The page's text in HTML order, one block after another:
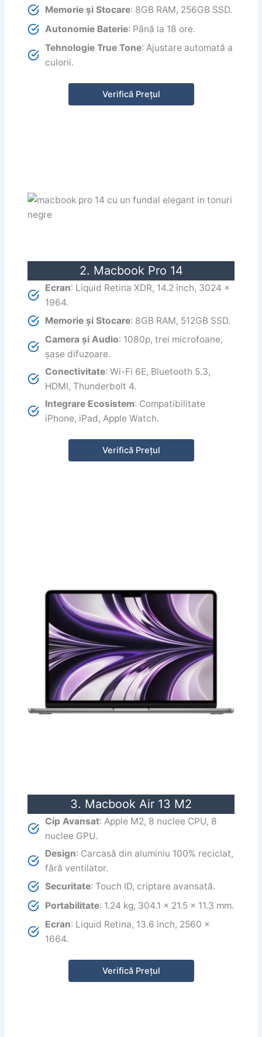
Memorie și Stocare: 8GB RAM, 256GB SSD.
Autonomie Baterie: Până la 18 ore.
Tehnologie True Tone: Ajustare automată a
culorii.
Verifică Prețul
2. Macbook Pro 14
Ecran: Liquid Retina XDR, 14.2 inch, 3024 x
1964.
Memorie și Stocare: 8GB RAM, 512GB SSD.
Camera și Audio: 1080p, trei microfoane,
șase difuzoare.
Conectivitate: Wi-Fi 6E, Bluetooth 5.3,
HDMI, Thunderbolt 4.
Integrare Ecosistem: Compatibilitate
iPhone, iPad, Apple Watch.
Verifică Prețul
3. Macbook Air 13 M2
Cip Avansat: Apple M2, 8 nuclee CPU, 8
nuclee GPU.
Design: Carcasă din aluminiu 100% reciclat,
fără ventilator.
Securitate: Touch ID, criptare avansată.
Portabilitate: 1.24 kg, 304.1 x 21.5 x 11.3 mm.
Ecran: Liquid Retina, 13.6 inch, 2560 x
1664.
Verifică Prețul